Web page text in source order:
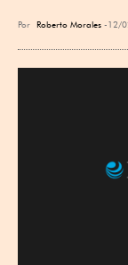
Por Roberto Morales 12/